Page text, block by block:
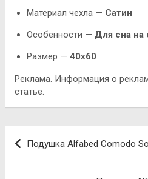
Материал чехла — Сатин
Особенности — Для сна на
Размер — 40х60
Реклама. Информация о
статье.
Навигация
по
Подушка Alfabed Comodo